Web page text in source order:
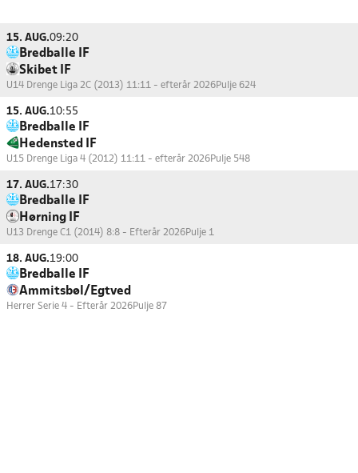
15. AUG.09:20
Bredballe IF
Skibet IF
U14 Drenge Liga 2C (2013) 11:11 - efterår 2026Pulje 624
15. AUG.10:55
Bredballe IF
Hedensted IF
U15 Drenge Liga 4 (2012) 11:11 - efterår 2026Pulje 548
17. AUG.17:30
Bredballe IF
Hørning IF
U13 Drenge C1 (2014) 8:8 - Efterår 2026Pulje 1
18. AUG.19:00
Bredballe IF
Ammitsbøl/Egtved
Herrer Serie 4 - Efterår 2026Pulje 87